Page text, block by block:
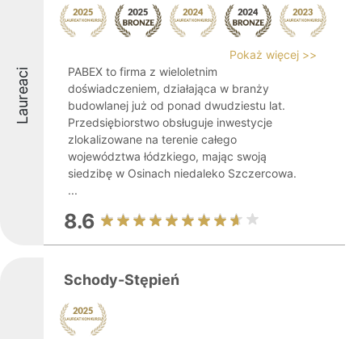
Laureaci
Pokaż więcej >>
PABEX to firma z wieloletnim
doświadczeniem, działająca w branży
budowlanej już od ponad dwudziestu lat.
Przedsiębiorstwo obsługuje inwestycje
zlokalizowane na terenie całego
województwa łódzkiego, mając swoją
siedzibę w Osinach niedaleko Szczercowa.
...
8.6
Schody-Stępień